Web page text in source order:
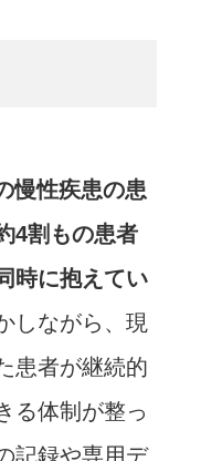
慢性疾患の患
4割もの患者
時に抱えてい
しながら、現
患者が継続的
る体制が整っ
記録や専用デ